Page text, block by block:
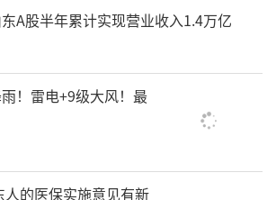
A股半年累计实现营业收入1.4万亿
！雷电+9级大风！最
的医保实施意见有新